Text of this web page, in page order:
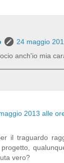
24 maggio
anch'io mia
2013 alle
il traguardo
vero?